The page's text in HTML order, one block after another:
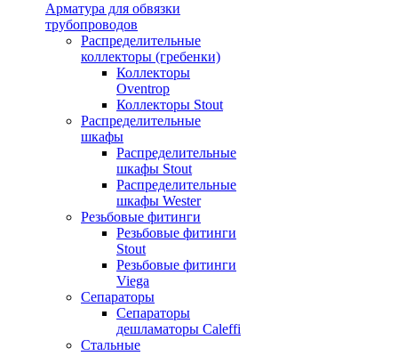
Арматура для обвязки
трубопроводов
Распределительные
коллекторы (гребенки)
Коллекторы
Oventrop
Коллекторы Stout
Распределительные
шкафы
Распределительные
шкафы Stout
Распределительные
шкафы Wester
Резьбовые фитинги
Резьбовые фитинги
Stout
Резьбовые фитинги
Viega
Сепараторы
Сепараторы
дешламаторы Caleffi
Стальные